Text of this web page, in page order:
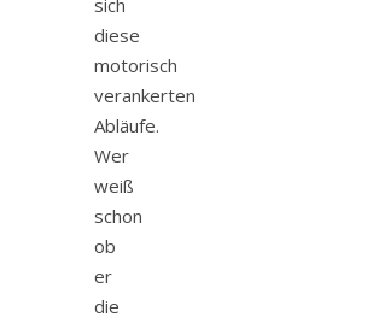
sich
diese
motorisch
verankerten
Abläufe.
Wer
weiß
schon
ob
er
die